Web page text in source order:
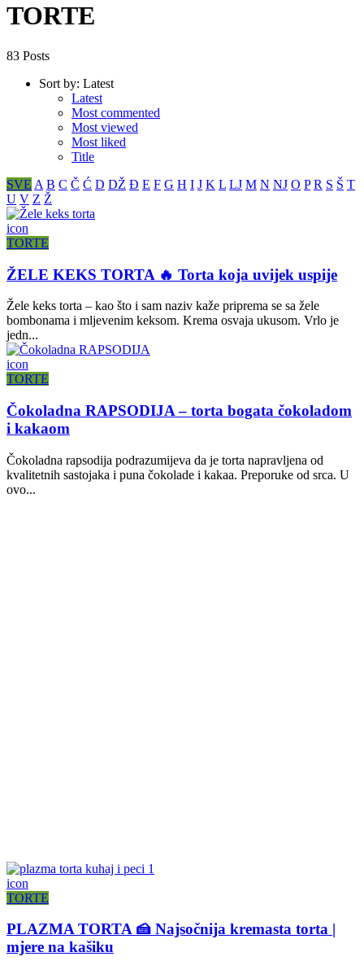
TORTE
83 Posts
Sort by: Latest
Latest
Most commented
Most viewed
Most liked
Title
SVE A B C Č Ć D DŽ Đ E F G H I J K L LJ M N NJ O P R S Š T
U V Z Ž
icon
TORTE
ŽELE KEKS TORTA 🔥 Torta koja uvijek uspije
Žele keks torta – kao što i sam naziv kaže priprema se sa žele
bombonama i mljevenim keksom. Krema osvaja ukusom. Vrlo je
jedn...
icon
TORTE
Čokoladna RAPSODIJA – torta bogata čokoladom
i kakaom
Čokoladna rapsodija podrazumijeva da je torta napravljena od
kvalitetnih sastojaka i puna čokolade i kakaa. Preporuke od srca. U
ovo...
icon
TORTE
PLAZMA TORTA 🍰 Najsočnija kremasta torta |
mjere na kašiku